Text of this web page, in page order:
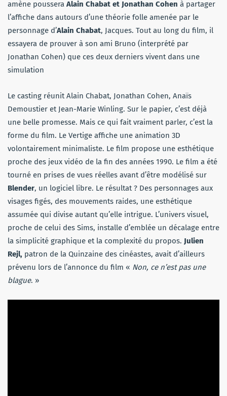
amène poussera Alain Chabat et Jonathan Cohen à partager
l’affiche dans autours d’une théorie folle amenée par le
personnage d’Alain Chabat, Jacques. Tout au long du film, il
essayera de prouver à son ami Bruno (interprété par
Jonathan Cohen) que ces deux derniers vivent dans une
simulation
Le casting réunit Alain Chabat, Jonathan Cohen, Anaïs
Demoustier et Jean-Marie Winling. Sur le papier, c’est déjà
une belle promesse. Mais ce qui fait vraiment parler, c’est la
forme du film. Le Vertige affiche une animation 3D
volontairement minimaliste. Le film propose une esthétique
proche des jeux vidéo de la fin des années 1990. Le film a été
tourné en prises de vues réelles avant d’être modélisé sur
Blender, un logiciel libre. Le résultat ? Des personnages aux
visages figés, des mouvements raides, une esthétique
assumée qui divise autant qu’elle intrigue. L’univers visuel,
proche de celui des Sims, installe d’emblée un décalage entre
la simplicité graphique et la complexité du propos. Julien
Rejl, patron de la Quinzaine des cinéastes, avait d’ailleurs
prévenu lors de l’annonce du film « Non, ce n’est pas une
blague. »